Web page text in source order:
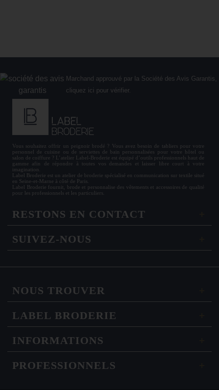
Marchand approuvé par la Société des Avis Garantis,
cliquez ici pour vérifier.
Vous souhaitez offrir un peignoir brodé ? Vous avez besoin de tabliers pour votre
personnel de cuisine ou de serviettes de bain personnalisées pour votre hôtel ou
salon de coiffure ? L’atelier Label-Broderie est équipé d’outils professionnels haut de
gamme afin de répondre à toutes vos demandes et laisser libre court à votre
imagination.
Label Broderie est un atelier de broderie spécialisé en communication sur textile situé
en Seine-et-Marne à côté de Paris.
Label Broderie fournit, brode et personnalise des vêtements et accessoires de qualité
pour les professionnels et les particuliers.
RESTONS EN CONTACT
SUIVEZ-NOUS
NOUS TROUVER
LABEL BRODERIE
INFORMATIONS
PROFESSIONNELS